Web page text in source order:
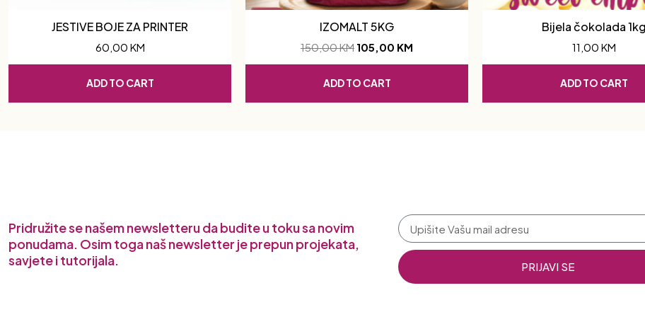
JESTIVE BOJE ZA PRINTER
60,00 KM
ADD TO CART
IZOMALT 5KG
150,00KM 105,00 KM
ADD TO CART
Bijela čokolada 1kg
11,00 KM
ADD TO CART
Pridružite se našem newsletteru da budite u toku sa novim
ponudama. Osim toga naš newsletter je prepun projekata,
savjete i tutorijala.
PRIJAVI SE